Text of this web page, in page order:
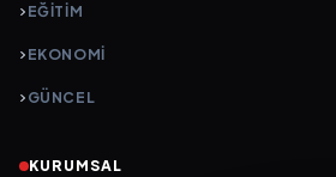
EĞİTİM
EKONOMİ
GÜNCEL
KURUMSAL